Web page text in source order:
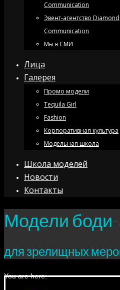
Communication
Эвент-агентство Diamond
Communication
Мы в СМИ
Лица
Галерея
Промо модели
Tequila Girl
Fashion
Корпоративная культура
Модельная школа
Школа моделей
Новости
Контакты
Модели
для зрелищных
You are here: